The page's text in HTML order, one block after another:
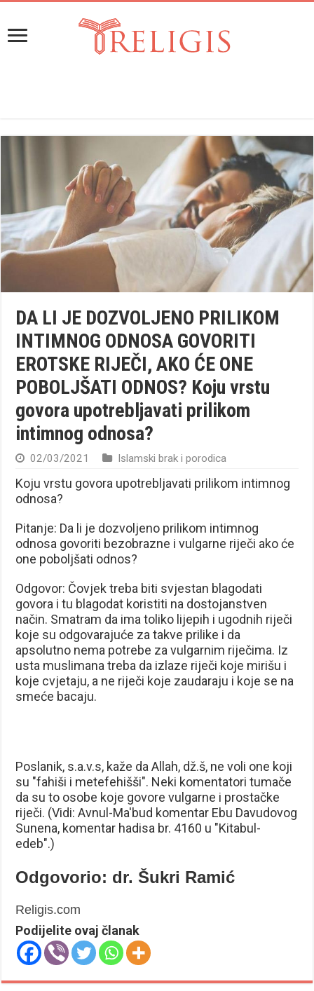
DA LI JE DOZVOLJENO PRILIKOM
INTIMNOG ODNOSA GOVORITI
EROTSKE RIJEČI, AKO ĆE ONE
POBOLJŠATI ODNOS? Koju vrstu
govora upotrebljavati prilikom
intimnog odnosa?
02/03/2021 Islamski brak i porodica
Koju vrstu govora upotrebljavati prilikom intimnog
odnosa?
Pitanje: Da li je dozvoljeno prilikom intimnog
odnosa govoriti bezobrazne i vulgarne riječi ako će
one poboljšati odnos?
Odgovor: Čovjek treba biti svjestan blagodati
govora i tu blagodat koristiti na dostojanstven
način. Smatram da ima toliko lijepih i ugodnih riječi
koje su odgovarajuće za takve prilike i da
apsolutno nema potrebe za vulgarnim riječima. Iz
usta muslimana treba da izlaze riječi koje mirišu i
koje cvjetaju, a ne riječi koje zaudaraju i koje se na
smeće bacaju.
Poslanik, s.a.v.s, kaže da Allah, dž.š, ne voli one koji
su ″fahiši i metefehišši″. Neki komentatori tumače
da su to osobe koje govore vulgarne i prostačke
riječi. (Vidi: Avnul-Ma′bud komentar Ebu Davudovog
Sunena, komentar hadisa br. 4160 u ″Kitabul-
edeb″.)
Odgovorio: dr. Šukri Ramić
Religis.com
Podijelite ovaj članak